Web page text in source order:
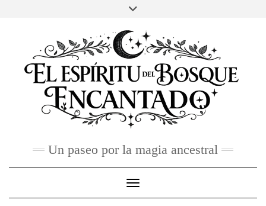
FACEBOOK
TWITTER
INSTAGRAM
PINTEREST
TUBE
CONTACTO
Un paseo por la magia ancestral
Toggle Navigation